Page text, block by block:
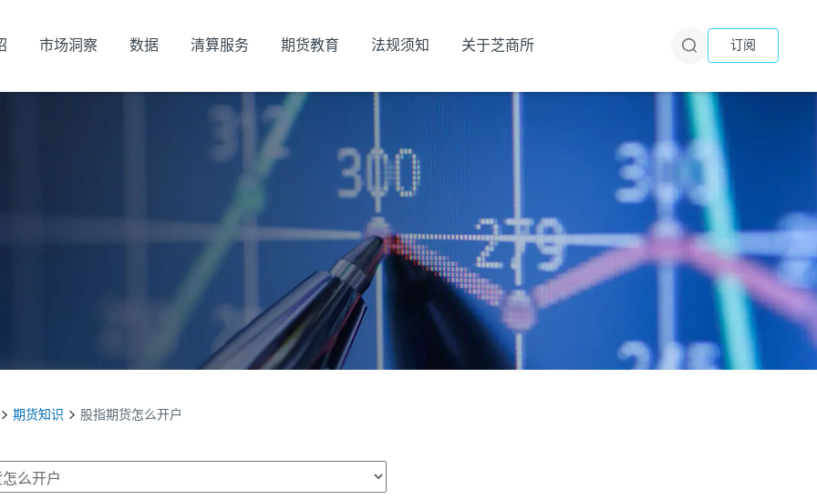
市场洞察 数据 清算服务 期货教育 法规须知 关于芝商所 订阅
期货知识 股指期货怎么开户